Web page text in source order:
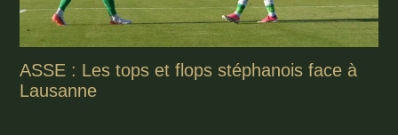
ASSE : Les tops et flops stéphanois face à
Lausanne